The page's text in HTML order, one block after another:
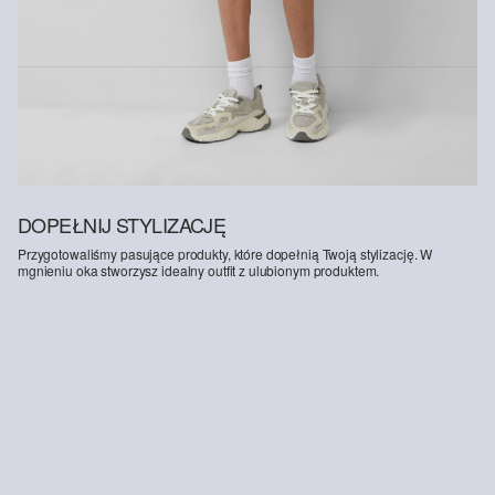
Better Cotton wspiera społeczności rolnicze pod względem
społecznym, środowiskowym i ekonomicznym, szkoląc rolników w
zakresie bardziej zrównoważonych metod upraw. Ten produkt jest
pozyskiwany w systemie bilansu masy i dlatego może nie zawierać
bawełny Better Cotton. Więcej informacji znajdziesz na stronie
DOPEŁNIJ STYLIZACJĘ
Przygotowaliśmy pasujące produkty, które dopełnią Twoją stylizację. W
mgnieniu oka stworzysz idealny outfit z ulubionym produktem.